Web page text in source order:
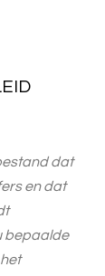
dat
en dat
bepaalde